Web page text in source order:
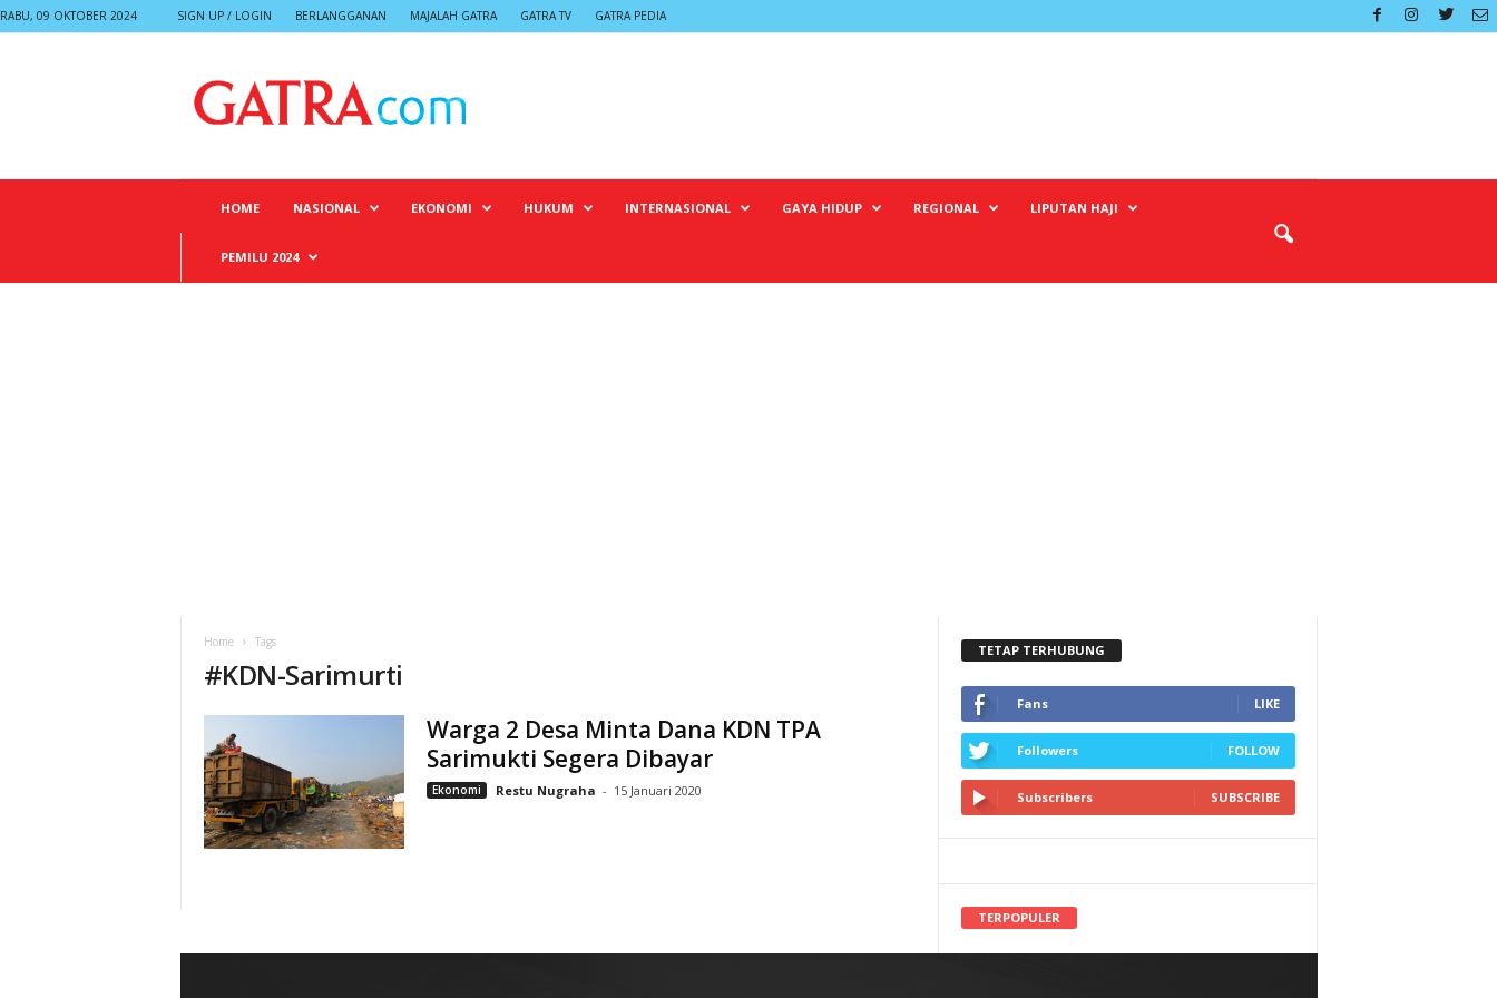
RABU, 09 OKTOBER 2024 SIGN UP / LOGIN BERLANGGANAN MAJALAH GATRA GATRA TV GATRA PEDIA
HOME NASIONAL EKONOMI HUKUM INTERNASIONAL GAYA HIDUP REGIONAL LIPUTAN HAJI
PEMILU 2024
Home Tags
#KDN-Sarimurti
Warga 2 Desa Minta Dana KDN TPA
Sarimukti Segera Dibayar
Ekonomi Restu Nugraha - 15 Januari 2020
TETAP TERHUBUNG
Fans LIKE
Followers FOLLOW
Subscribers SUBSCRIBE
TERPOPULER